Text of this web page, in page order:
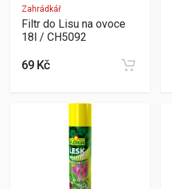
Zahrádkář
Filtr do Lisu na ovoce
18l / CH5092
69 Kč